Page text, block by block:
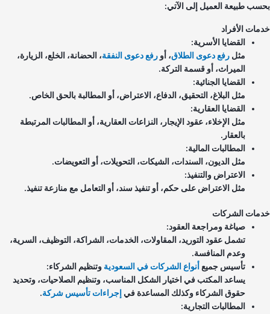
طبيعة العميل إلى الآتي:
الأفراد
القضايا الأسرية:
مثلرفع دعوى الطلاق، أو رفع دعوى النفقة، الحضانة، الخلع، الزيارة،
الميراث، أو قسمة التركة.
القضايا الجنائية:
مثل البلاغ، التحقيق، الدفاع، الاعتراض، أو المطالبة بالحق الخاص.
القضايا العقارية:
مثل الإخلاء، عقود الإيجار، النزاعات العقارية، أو المطالبات المرتبطة
بالعقار.
المطالبات المالية:
مثل الديون، السندات، الشيكات، التحويلات، أو التعويضات.
الاعتراض والتنفيذ:
مثل الاعتراض على حكم، أو تنفيذ سند، أو التعامل مع منازعة تنفيذ.
الشركات
صياغة ومراجعة العقود:
تشمل عقود التوريد، المقاولات، الخدمات، الشراكة، التوظيف، السرية،
وعدم المنافسة.
تأسيس جميعأنواع الشركات في السعوديةوتنظيم الشركاء:
يساعد المكتب في اختيار الشكل المناسب، وتنظيم الصلاحيات، وتحديد
حقوق الشركاء وكذلك المساعدة فيإجراءات تأسيس شركة.
المطالبات التجارية: